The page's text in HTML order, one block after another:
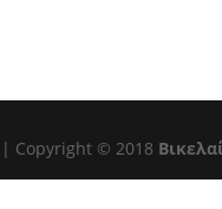
| Copyright © 2018